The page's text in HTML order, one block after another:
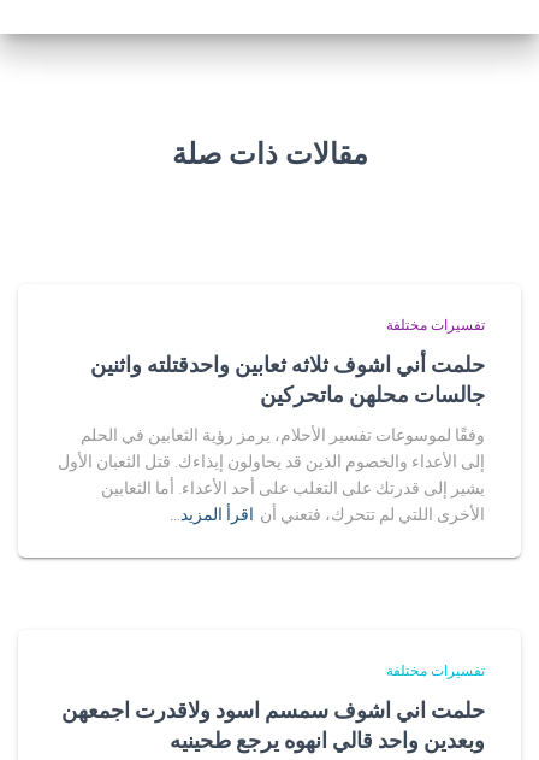
مقالات ذات صلة
تفسيرات مختلفة
حلمت أني اشوف ثلاثه ثعابين واحدقتلته واثنين
جالسات محلهن ماتحركين
وفقًا لموسوعات تفسير الأحلام، يرمز رؤية الثعابين في الحلم
إلى الأعداء والخصوم الذين قد يحاولون إيذاءك. قتل الثعبان الأول
يشير إلى قدرتك على التغلب على أحد الأعداء. أما الثعابين
الأخرى اللتي لم تتحرك، فتعني أن اقرأ المزيد…
تفسيرات مختلفة
حلمت اني اشوف سمسم اسود ولاقدرت اجمعهن
وبعدين واحد قالي انهوه يرجع طحينيه